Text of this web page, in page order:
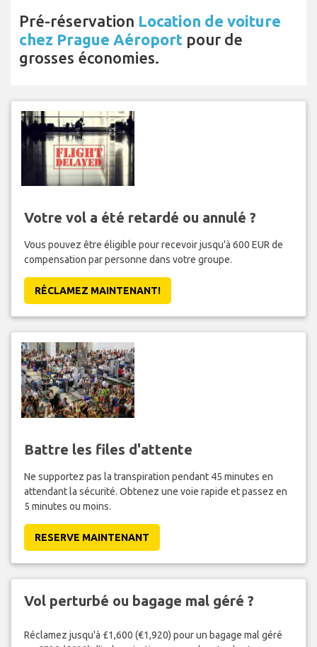
Pré-réservation Location de voiture
chez Prague Aéroport pour de
grosses économies.
Votre vol a été retardé ou annulé ?
Vous pouvez être éligible pour recevoir jusqu'à 600 EUR de
compensation par personne dans votre groupe.
RÉCLAMEZ MAINTENANT!
Battre les files d'attente
Ne supportez pas la transpiration pendant 45 minutes en
attendant la sécurité. Obtenez une voie rapide et passez en
5 minutes ou moins.
RESERVE MAINTENANT
Vol perturbé ou bagage mal géré ?
Réclamez jusqu'à £1,600 (€1,920) pour un bagage mal géré